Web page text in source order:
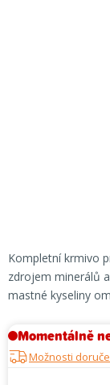
Kompletní krmivo
zdrojem minerálů
mastné kyseliny
Momentálně
Možnosti